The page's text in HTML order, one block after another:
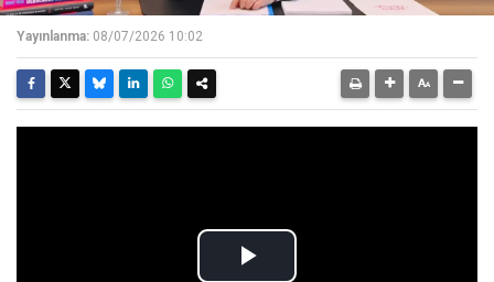
Yayınlanma: 08/07/2026 10:02